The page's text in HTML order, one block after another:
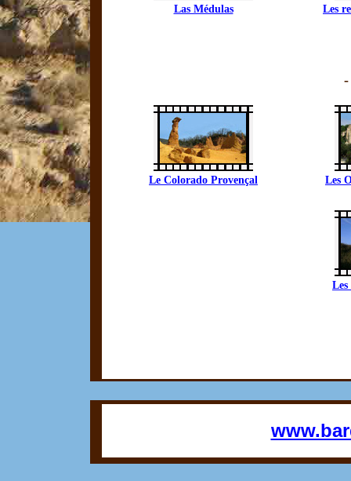
Las Médulas Les
-
Le Colorado Provençal Les
Les